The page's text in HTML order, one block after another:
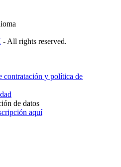
- All rights reserved.
contratación y política de
de datos
aquí